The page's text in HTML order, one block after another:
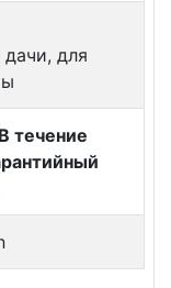
для
течение